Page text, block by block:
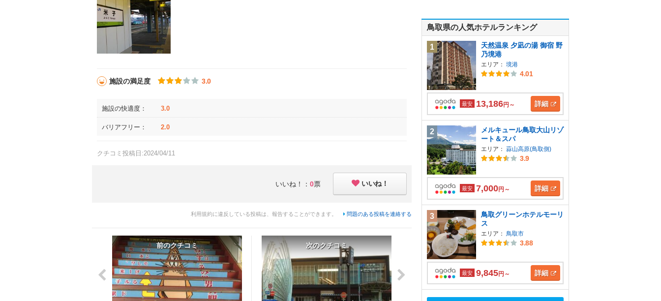
施設の満足度 3.0
施設の快適度： 3.0
バリアフリー： 2.0
クチコミ投稿日:2024/04/11
いいね！： 0票 いいね！
利用規約に違反している投稿は、報告することができます。 問題のある投稿を連絡する
前のクチコミ 次のクチコミ
鳥取県の人気ホテルランキング
1
天然温泉 夕凪の湯 御宿 野
乃境港
エリア： 境港
4.01
最安 13,186円～ 詳細
2
メルキュール鳥取大山リゾ
ート＆スパ
エリア： 蒜山高原(鳥取側)
3.9
最安 7,000円～ 詳細
3
鳥取グリーンホテルモーリ
ス
エリア： 鳥取市
3.88
最安 9,845円～ 詳細